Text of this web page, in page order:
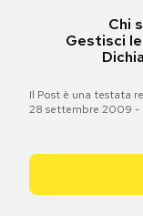
Chi
Gestisci
Il Post è una testata
28 settembre 2009 -